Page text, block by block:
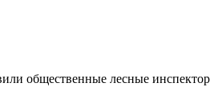
общественные лесные